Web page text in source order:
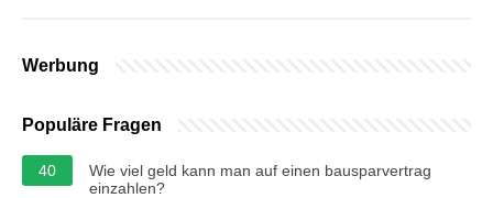
Werbung
Populäre Fragen
40
Wie viel geld kann man auf einen bausparvertrag
einzahlen?